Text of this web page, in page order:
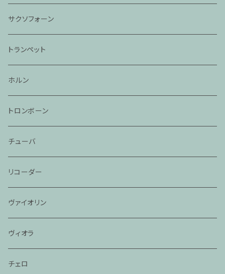
サクソフォーン
トランペット
ホルン
トロンボーン
チューバ
リコーダー
ヴァイオリン
ヴィオラ
チェロ